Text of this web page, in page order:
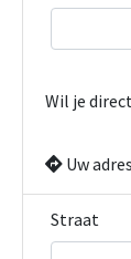
Wil je
Uw adres
Straat